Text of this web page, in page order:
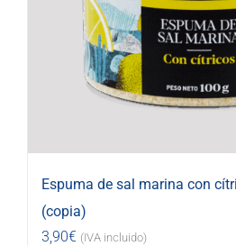
Espuma de sal marina con
(copia)
3,90€ (IVA incluido)